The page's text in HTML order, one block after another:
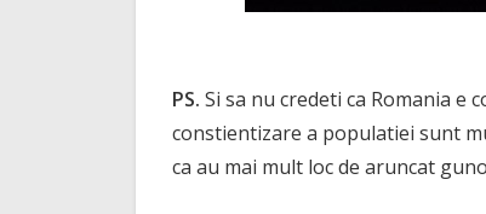
PS. Si sa nu credeti ca Romania e
constientizare a populatiei sunt
ca au mai mult loc de aruncat